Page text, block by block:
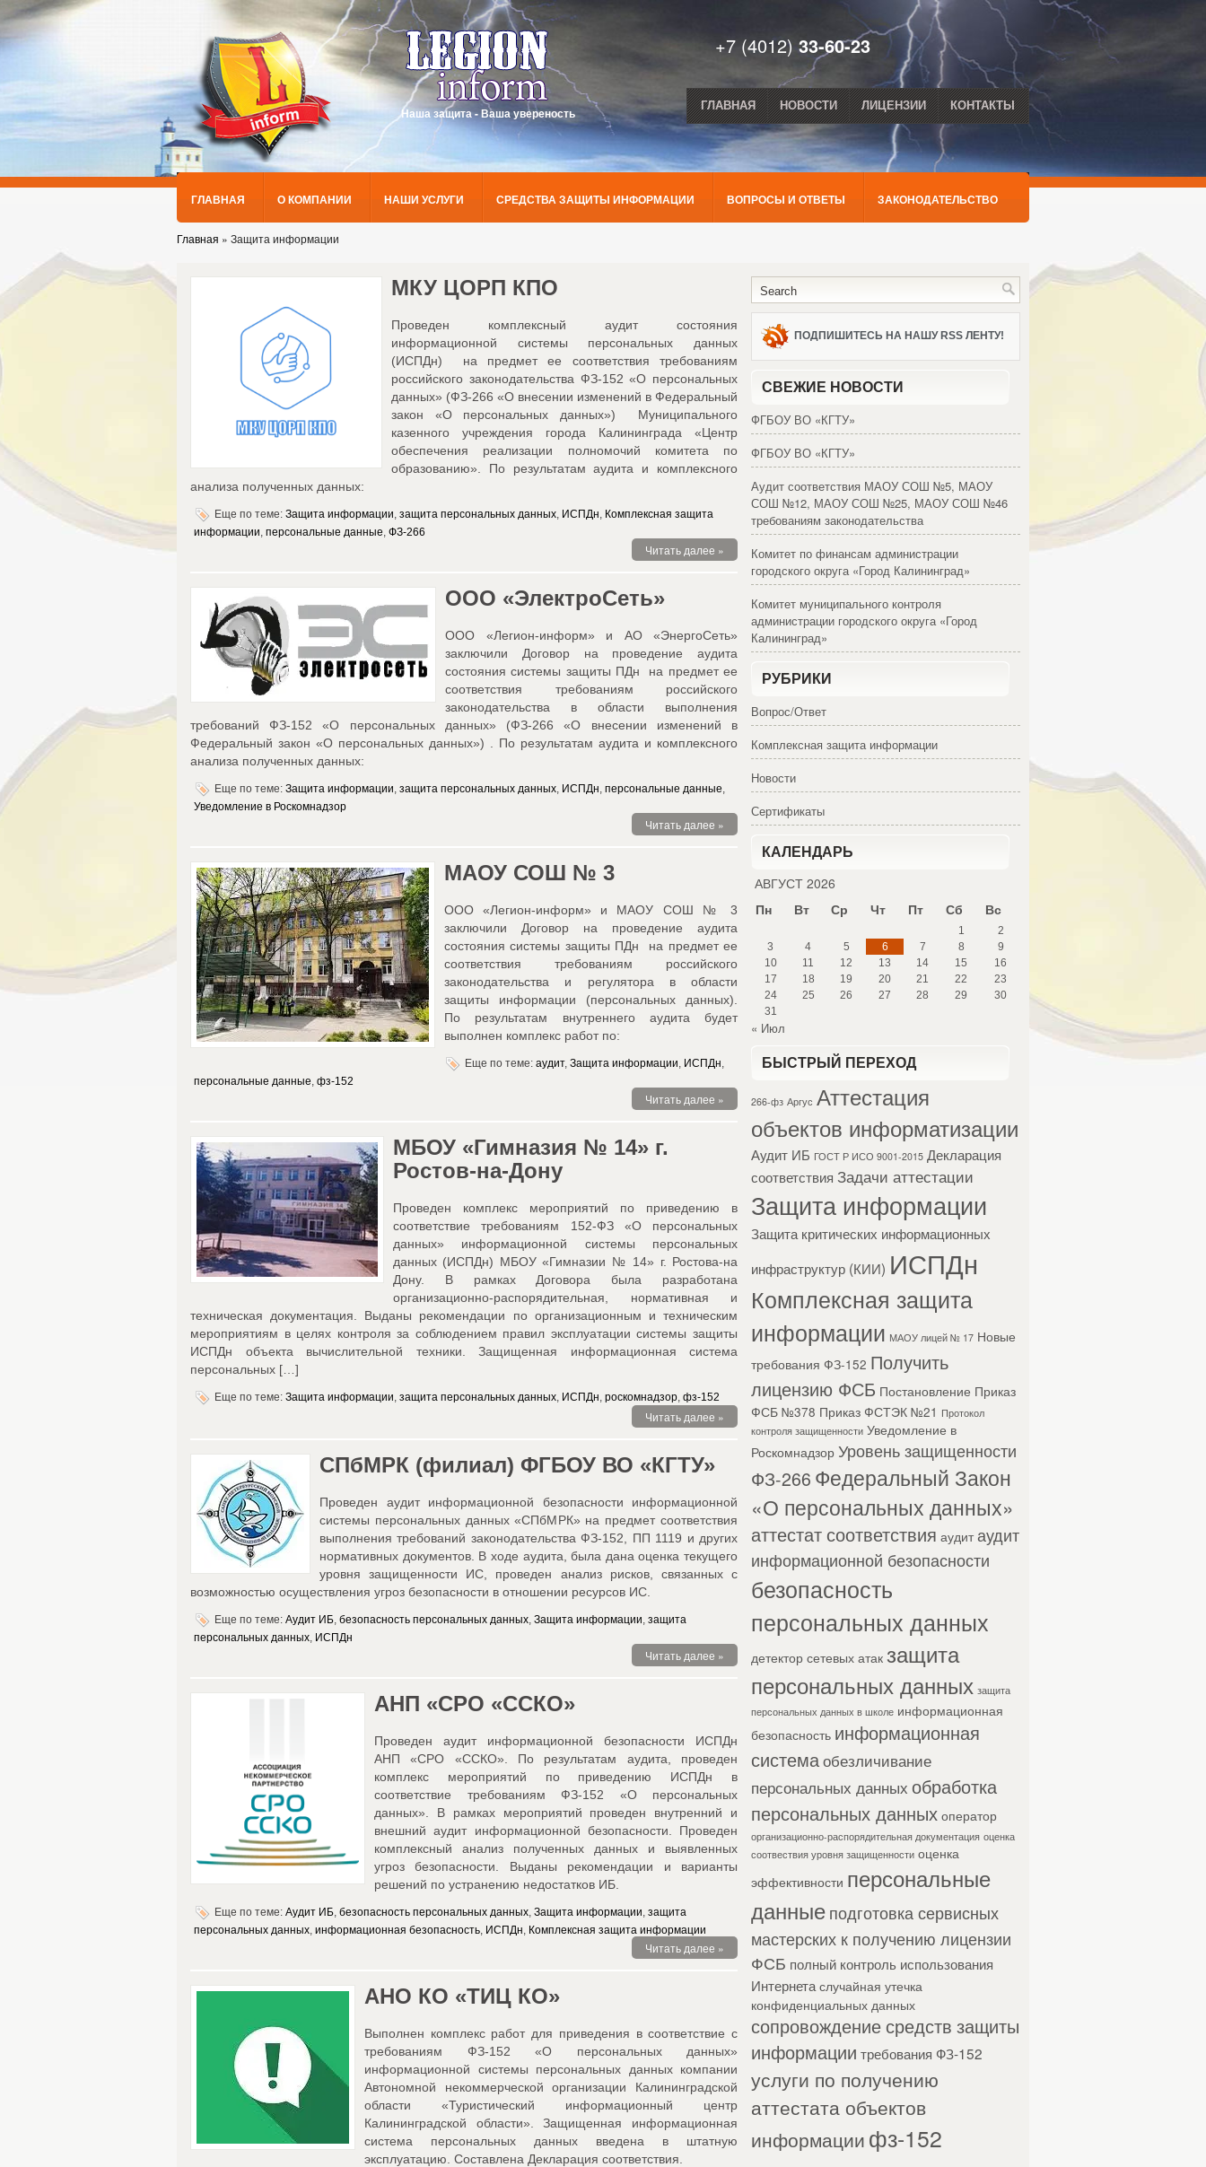
Наша защита - Ваша увереность
+7 (4012)33-60-23
ГЛАВНАЯ НОВОСТИ ЛИЦЕНЗИИ КОНТАКТЫ
ГЛАВНАЯ О КОМПАНИИ НАШИ УСЛУГИ СРЕДСТВА ЗАЩИТЫ ИНФОРМАЦИИ ВОПРОСЫ И ОТВЕТЫ ЗАКОНОДАТЕЛЬСТВО
Главная » Защита информации
МКУ ЦОРП КПО
Проведен комплексный аудит состояния
информационной системы персональных данных
(ИСПДн) на предмет ее соответствия требованиям
российского законодательства ФЗ-152 «О персональных
данных» (ФЗ-266 «О внесении изменений в Федеральный
закон «О персональных данных») Муниципального
казенного учреждения города Калининграда «Центр
обеспечения реализации полномочий комитета по
образованию». По результатам аудита и комплексного
анализа полученных данных:
Еще по теме: Защита информации, защита персональных данных, ИСПДн, Комплексная защита
информации, персональные данные, ФЗ-266
Читать далее »
ООО «ЭлектроСеть»
ООО «Легион-информ» и АО «ЭнергоСеть»
заключили Договор на проведение аудита
состояния системы защиты ПДн на предмет ее
соответствия требованиям российского
законодательства в области выполнения
требований ФЗ-152 «О персональных данных» (ФЗ-266 «О внесении изменений в
Федеральный закон «О персональных данных») . По результатам аудита и комплексного
анализа полученных данных:
Еще по теме: Защита информации, защита персональных данных, ИСПДн, персональные данные,
Уведомление в Роскомнадзор
Читать далее »
МАОУ СОШ № 3
ООО «Легион-информ» и МАОУ СОШ № 3
заключили Договор на проведение аудита
состояния системы защиты ПДн на предмет ее
соответствия требованиям российского
законодательства и регулятора в области
защиты информации (персональных данных).
По результатам внутреннего аудита будет
выполнен комплекс работ по:
Еще по теме: аудит, Защита информации, ИСПДн,
персональные данные, фз-152
Читать далее »
МБОУ «Гимназия № 14» г.
Ростов-на-Дону
Проведен комплекс мероприятий по приведению в
соответствие требованиям 152-ФЗ «О персональных
данных» информационной системы персональных
данных (ИСПДн) МБОУ «Гимназии № 14» г. Ростова-на
Дону. В рамках Договора была разработана
организационно-распорядительная, нормативная и
техническая документация. Выданы рекомендации по организационным и техническим
мероприятиям в целях контроля за соблюдением правил эксплуатации системы защиты
ИСПДн объекта вычислительной техники. Защищенная информационная система
персональных […]
Еще по теме: Защита информации, защита персональных данных, ИСПДн, роскомнадзор, фз-152
Читать далее »
СПбМРК (филиал) ФГБОУ ВО «КГТУ»
Проведен аудит информационной безопасности информационной
системы персональных данных «СПбМРК» на предмет соответствия
выполнения требований законодательства ФЗ-152, ПП 1119 и других
нормативных документов. В ходе аудита, была дана оценка текущего
уровня защищенности ИС, проведен анализ рисков, связанных с
возможностью осуществления угроз безопасности в отношении ресурсов ИС.
Еще по теме: Аудит ИБ, безопасность персональных данных, Защита информации, защита
персональных данных, ИСПДн
Читать далее »
АНП «СРО «ССКО»
Проведен аудит информационной безопасности ИСПДн
АНП «СРО «ССКО». По результатам аудита, проведен
комплекс мероприятий по приведению ИСПДн в
соответствие требованиям ФЗ-152 «О персональных
данных». В рамках мероприятий проведен внутренний и
внешний аудит информационной безопасности. Проведен
комплексный анализ полученных данных и выявленных
угроз безопасности. Выданы рекомендации и варианты
решений по устранению недостатков ИБ.
Еще по теме: Аудит ИБ, безопасность персональных данных, Защита информации, защита
персональных данных, информационная безопасность, ИСПДн, Комплексная защита информации
Читать далее »
АНО КО «ТИЦ КО»
Выполнен комплекс работ для приведения в соответствие с
требованиям ФЗ-152 «О персональных данных»
информационной системы персональных данных компании
Автономной некоммерческой организации Калининградской
области «Туристический информационный центр
Калининградской области». Защищенная информационная
система персональных данных введена в штатную
эксплуатацию. Составлена Декларация соответствия.
ПОДПИШИТЕСЬ НА НАШУ RSS ЛЕНТУ!
СВЕЖИЕ НОВОСТИ
ФГБОУ ВО «КГТУ»
ФГБОУ ВО «КГТУ»
Аудит соответствия МАОУ СОШ №5, МАОУ
СОШ №12, МАОУ СОШ №25, МАОУ СОШ №46
требованиям законодательства
Комитет по финансам администрации
городского округа «Город Калининград»
Комитет муниципального контроля
администрации городского округа «Город
Калининград»
РУБРИКИ
Вопрос/Ответ
Комплексная защита информации
Новости
Сертификаты
КАЛЕНДАРЬ
АВГУСТ 2026
Пн
Вт Ср Чт Пт Сб Вс
1
2
3
4 5 6 7 8
9
10
11 12 13 14 15
16
17
18 19 20 21 22
23
24
25 26 27 28 29
30
31
« Июл
БЫСТРЫЙ ПЕРЕХОД
266-фз Аргус Аттестация
объектов информатизации
Аудит ИБ ГОСТ Р ИСО 9001-2015 Декларация
соответствия Задачи аттестации
Защита информации
Защита критических информационных
инфраструктур (КИИ) ИСПДн
Комплексная защита
информации МАОУ лицей № 17 Новые
требования ФЗ-152 Получить
лицензию ФСБ Постановление Приказ
ФСБ №378 Приказ ФСТЭК №21 Протокол
контроля защищенности Уведомление в
Роскомнадзор Уровень защищенности
ФЗ-266 Федеральный Закон
«О персональных данных»
аттестат соответствия аудит аудит
информационной безопасности
безопасность
персональных данных
детектор сетевых атак защита
персональных данных защита
персональных данных в школе информационная
безопасность информационная
системаобезличивание
персональных данных обработка
персональных данных оператор
организационно-распорядительная документация оценка
соотвествия уровня защищенности оценка
эффективности персональные
данныеподготовка сервисных
мастерских к получению лицензии
ФСБ полный контроль использования
Интернета случайная утечка
конфиденциальных данных
сопровождение средств защиты
информации требования ФЗ-152
услуги по получению
аттестата объектов
информации фз-152